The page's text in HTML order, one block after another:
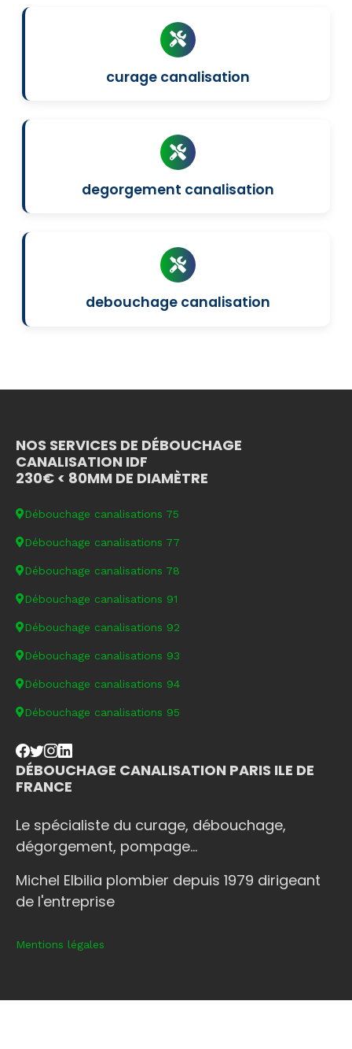
curage canalisation
degorgement canalisation
debouchage canalisation
NOS SERVICES DE DÉBOUCHAGE
CANALISATION IDF
230€ < 80MM DE DIAMÈTRE
Débouchage canalisations 75
Débouchage canalisations 77
Débouchage canalisations 78
Débouchage canalisations 91
Débouchage canalisations 92
Débouchage canalisations 93
Débouchage canalisations 94
Débouchage canalisations 95
DÉBOUCHAGE CANALISATION PARIS ILE DE
FRANCE
Le spécialiste du curage, débouchage,
dégorgement, pompage...
Michel Elbilia plombier depuis 1979 dirigeant
de l'entreprise
Mentions légales